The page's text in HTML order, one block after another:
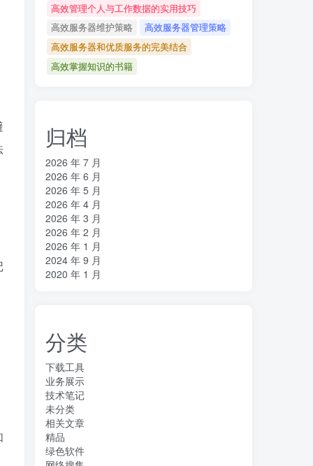
高效管理个人与工作数据的实用技巧
高效服务器维护策略
高效服务器管理策略
高效服务器和优质服务的完美结合
高效掌握知识的书籍
归档
2026 年 7 月
2026 年 6 月
2026 年 5 月
2026 年 4 月
2026 年 3 月
2026 年 2 月
2026 年 1 月
2024 年 9 月
2020 年 1 月
分类
下载工具
业务展示
技术笔记
未分类
相关文章
精品
绿色软件